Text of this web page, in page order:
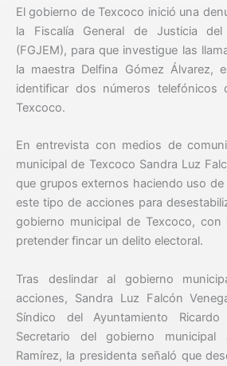
El gobierno de Texcoco inició una
la Fiscalía General de Justicia
(FGJEM), para que investigue las
la maestra Delfina Gómez Álvarez,
identificar dos números telefónicos
Texcoco.
En entrevista con medios de
municipal de Texcoco Sandra Luz
que grupos externos haciendo uso de
este tipo de acciones para
gobierno municipal de Texcoco,
pretender fincar un delito electoral.
Tras deslindar al gobierno
acciones, Sandra Luz Falcón
Síndico del Ayuntamiento
Secretario del gobierno municipal
Ramírez, la presidenta señaló que